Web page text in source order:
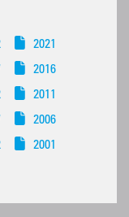
2021
2016
2011
2006
2001